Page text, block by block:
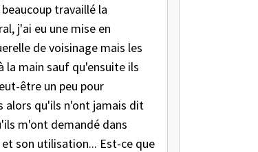
travaillé la
j'ai eu une mise en
de voisinage mais les
la main sauf qu'ensuite ils
être un peu pour
alors qu'ils n'ont jamais dit
m'ont demandé dans
son utilisation... Est-ce que